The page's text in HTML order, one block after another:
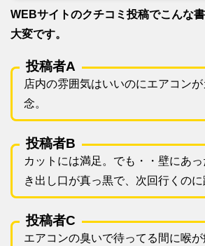
WEBサイトのクチコミ投稿でこんな
大変です。
投稿者A
店内の雰囲気はいいのにエアコン
念。
投稿者B
カットには満足。でも・・壁にあ
き出し口が真っ黒で、次回行くのに
投稿者C
エアコンの臭いで待ってる間に喉が